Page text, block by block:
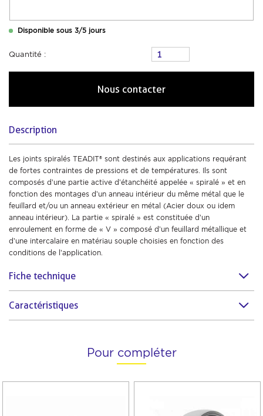
Disponible sous 3/5 jours
Quantité :
Nous contacter
Description
Les joints spiralés TEADIT® sont destinés aux applications requérant
de fortes contraintes de pressions et de températures. Ils sont
composés d’une partie active d’étanchéité appelée « spiralé » et en
fonction des montages d’un anneau intérieur du même métal que le
feuillard et/ou un anneau extérieur en métal (Acier doux ou idem
anneau intérieur). La partie « spiralé » est constituée d’un
enroulement en forme de « V » composé d’un feuillard métallique et
d’une intercalaire en matériau souple choisies en fonction des
conditions de l’application.
Fiche technique
Caractéristiques
Pour compléter